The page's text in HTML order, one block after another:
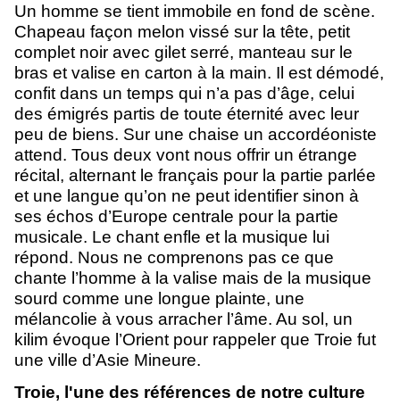
Un homme se tient immobile en fond de scène.
Chapeau façon melon vissé sur la tête, petit
complet noir avec gilet serré, manteau sur le
bras et valise en carton à la main. Il est démodé,
confit dans un temps qui n’a pas d’âge, celui
des émigrés partis de toute éternité avec leur
peu de biens. Sur une chaise un accordéoniste
attend. Tous deux vont nous offrir un étrange
récital, alternant le français pour la partie parlée
et une langue qu’on ne peut identifier sinon à
ses échos d’Europe centrale pour la partie
musicale. Le chant enfle et la musique lui
répond. Nous ne comprenons pas ce que
chante l’homme à la valise mais de la musique
sourd comme une longue plainte, une
mélancolie à vous arracher l’âme. Au sol, un
kilim évoque l’Orient pour rappeler que Troie fut
une ville d’Asie Mineure.
Troie, l'une des références de notre culture